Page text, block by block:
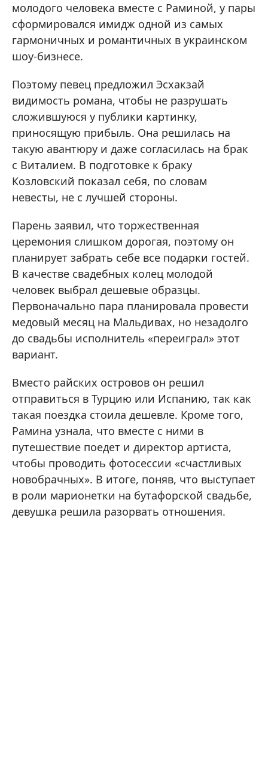
молодого человека вместе с Раминой, у пары
сформировался имидж одной из самых
гармоничных и романтичных в украинском
шоу-бизнесе.
Поэтому певец предложил Эсхакзай
видимость романа, чтобы не разрушать
сложившуюся у публики картинку,
приносящую прибыль. Она решилась на
такую авантюру и даже согласилась на брак
с Виталием. В подготовке к браку
Козловский показал себя, по словам
невесты, не с лучшей стороны.
Парень заявил, что торжественная
церемония слишком дорогая, поэтому он
планирует забрать себе все подарки гостей.
В качестве свадебных колец молодой
человек выбрал дешевые образцы.
Первоначально пара планировала провести
медовый месяц на Мальдивах, но незадолго
до свадьбы исполнитель «переиграл» этот
вариант.
Вместо райских островов он решил
отправиться в Турцию или Испанию, так как
такая поездка стоила дешевле. Кроме того,
Рамина узнала, что вместе с ними в
путешествие поедет и директор артиста,
чтобы проводить фотосессии «счастливых
новобрачных». В итоге, поняв, что выступает
в роли марионетки на бутафорской свадьбе,
девушка решила разорвать отношения.